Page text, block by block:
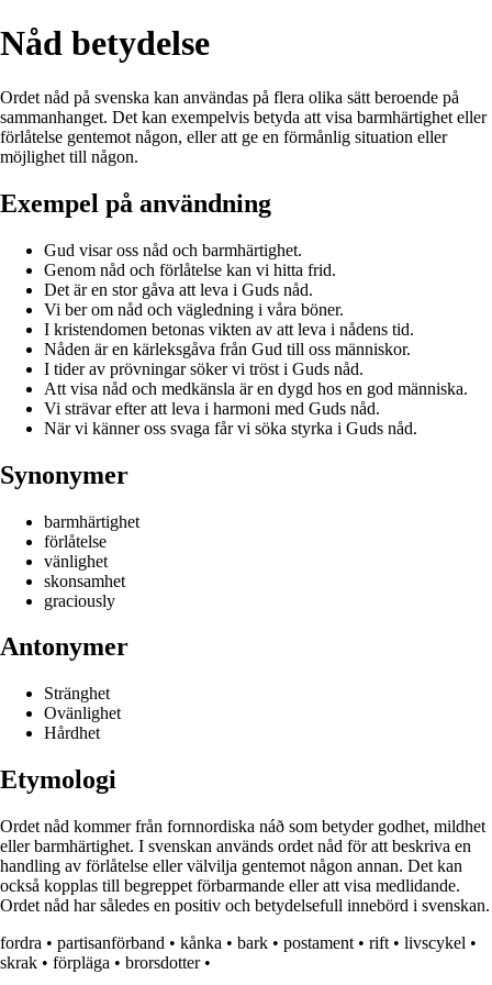
Nåd betydelse
Ordet nåd på svenska kan användas på flera olika sätt beroende på
sammanhanget. Det kan exempelvis betyda att visa barmhärtighet eller
förlåtelse gentemot någon, eller att ge en förmånlig situation eller
möjlighet till någon.
Exempel på användning
Gud visar oss nåd och barmhärtighet.
Genom nåd och förlåtelse kan vi hitta frid.
Det är en stor gåva att leva i Guds nåd.
Vi ber om nåd och vägledning i våra böner.
I kristendomen betonas vikten av att leva i nådens tid.
Nåden är en kärleksgåva från Gud till oss människor.
I tider av prövningar söker vi tröst i Guds nåd.
Att visa nåd och medkänsla är en dygd hos en god människa.
Vi strävar efter att leva i harmoni med Guds nåd.
När vi känner oss svaga får vi söka styrka i Guds nåd.
Synonymer
barmhärtighet
förlåtelse
vänlighet
skonsamhet
graciously
Antonymer
Stränghet
Ovänlighet
Hårdhet
Etymologi
Ordet nåd kommer från fornnordiska náð som betyder godhet, mildhet
eller barmhärtighet. I svenskan används ordet nåd för att beskriva en
handling av förlåtelse eller välvilja gentemot någon annan. Det kan
också kopplas till begreppet förbarmande eller att visa medlidande.
Ordet nåd har således en positiv och betydelsefull innebörd i svenskan.
fordra • partisanförband • kånka • bark • postament • rift • livscykel •
skrak • förpläga • brorsdotter•